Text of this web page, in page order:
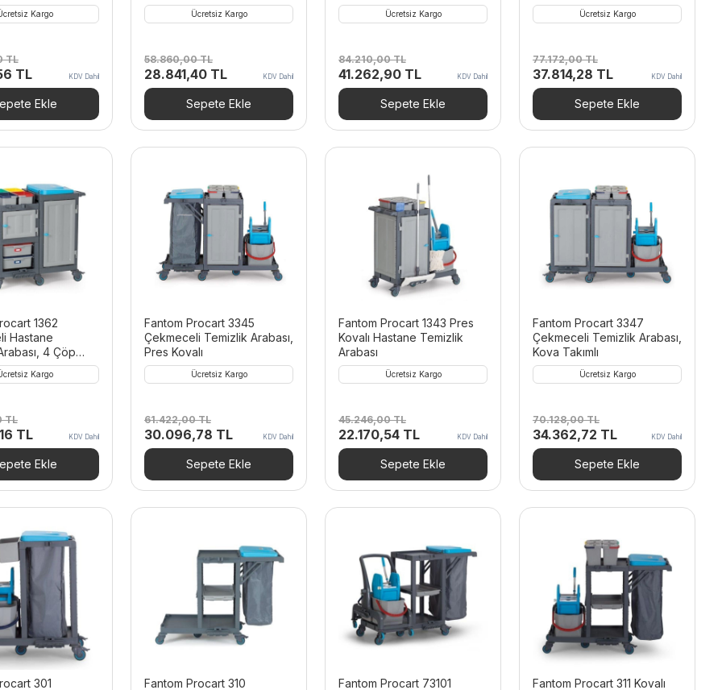
Kargo
TL
TL.
TLŞu
andaki
fiyat:
14.035,56 TL.
KDV Dahil
Ekle
Ücretsiz Kargo
58.860,00TL
Orijinal
fiyat:
58.860,00 TL.
28.841,40 TLŞu
andaki
fiyat:
28.841,40 TL.
KDV Dahil
Sepete Ekle
Ücretsiz Kargo
84.210,00TL
Orijinal
fiyat:
84.210,00 TL.
41.262,90 TLŞu
andaki
fiyat:
41.262,90 TL.
KDV Dahil
Sepete Ekle
Ücretsiz Kargo
77.172,00TL
Orijinal
fiyat:
77.172,00 TL.
37.814,28 TLŞu
andaki
fiyat:
37.814,28 TL.
KDV Dahil
Sepete Ekle
1362
Hastane
4 Çöp
Kargo
TL
TL.
TLŞu
andaki
fiyat:
28.853,16 TL.
KDV Dahil
Ekle
Fantom Procart 3345
Çekmeceli Temizlik Arabası,
Pres Kovalı
Ücretsiz Kargo
61.422,00TL
Orijinal
fiyat:
61.422,00 TL.
30.096,78 TLŞu
andaki
fiyat:
30.096,78 TL.
KDV Dahil
Sepete Ekle
Fantom Procart 1343 Pres
Kovalı Hastane Temizlik
Arabası
Ücretsiz Kargo
45.246,00TL
Orijinal
fiyat:
45.246,00 TL.
22.170,54 TLŞu
andaki
fiyat:
22.170,54 TL.
KDV Dahil
Sepete Ekle
Fantom Procart 3347
Çekmeceli Temizlik Arabası,
Kova Takımlı
Ücretsiz Kargo
70.128,00TL
Orijinal
fiyat:
70.128,00 TL.
34.362,72 TLŞu
andaki
fiyat:
34.362,72 TL.
KDV Dahil
Sepete Ekle
301
Fantom Procart 310
Fantom Procart 73101
Fantom Procart 311 Kovalı